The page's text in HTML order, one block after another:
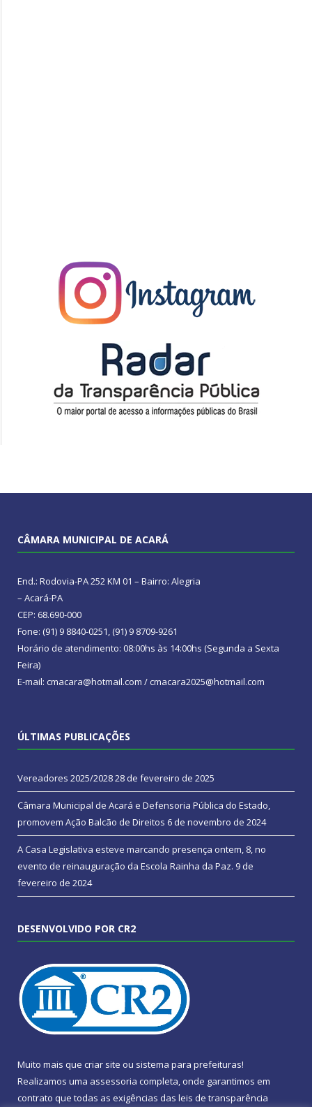
CÂMARA MUNICIPAL DE ACARÁ
End.: Rodovia-PA 252 KM 01 – Bairro: Alegria
– Acará-PA
CEP: 68.690-000
Fone: (91) 9 8840-0251, (91) 9 8709-9261
Horário de atendimento: 08:00hs às 14:00hs (Segunda a Sexta
Feira)
E-mail: cmacara@hotmail.com / cmacara2025@hotmail.com
ÚLTIMAS PUBLICAÇÕES
Vereadores 2025/202828 de fevereiro de 2025
Câmara Municipal de Acará e Defensoria Pública do Estado,
promovem Ação Balcão de Direitos 6 de novembro de 2024
A Casa Legislativa esteve marcando presença ontem, 8, no
evento de reinauguração da Escola Rainha da Paz. 9 de
fevereiro de 2024
DESENVOLVIDO POR CR2
Muito mais que criar site ou sistema para prefeituras!
Realizamos uma assessoria completa, onde garantimos em
contrato que todas as exigências das leis de transparência